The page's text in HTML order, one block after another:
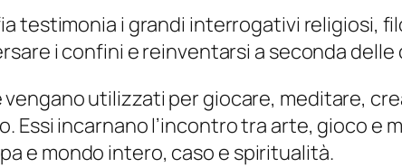
testimonia i grandi interrogativi religiosi,
i confini e reinventarsi a seconda delle
vengano utilizzati per giocare, meditare,
Essi incarnano l’incontro tra arte, gioco e
e mondo intero, caso e spiritualità.